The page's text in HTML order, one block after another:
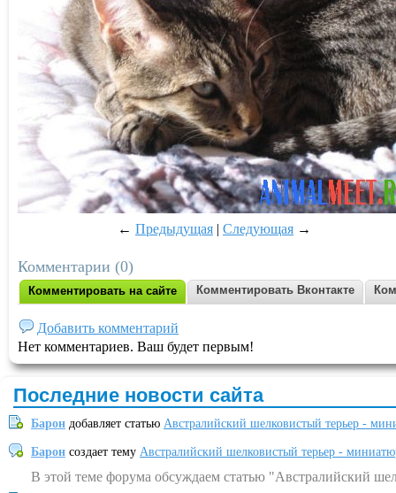
← Предыдущая | Следующая →
Комментарии (0)
Комментировать на сайте Комментировать Вконтакте
Добавить комментарий
Нет комментариев. Ваш будет первым!
Последние новости сайта
Барон добавляет статью Австралийский шелковистый терьер -
Барон создает тему Австралийский шелковистый терьер -
В этой теме форума обсуждаем статью "Австралийский